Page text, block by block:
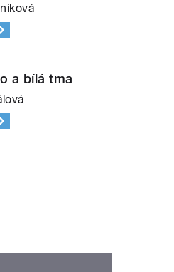
a bílá tma